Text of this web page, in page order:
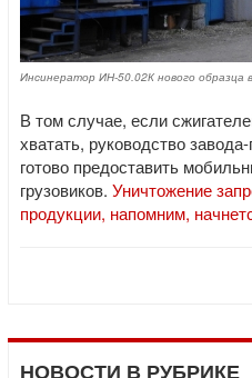
Инсинератор ИН-50.02К нового образца
В том случае, если
хватать, руководство
готово предоставить
грузовиков. Уничтожение
продукции, напомним,
НОВОСТИ В РУБРИКЕ